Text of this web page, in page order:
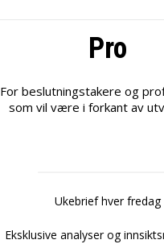
Pro
For beslutningstakere og
som vil være i forkant av
Ukebrief hver fredag
Eksklusive analyser og